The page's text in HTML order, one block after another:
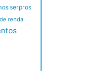
serpros
renda